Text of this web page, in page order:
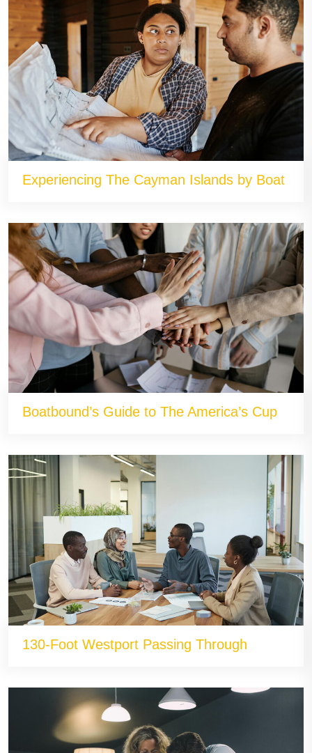
Experiencing The Cayman Islands by Boat
Boatbound’s Guide to The America’s Cup
130-Foot Westport Passing Through